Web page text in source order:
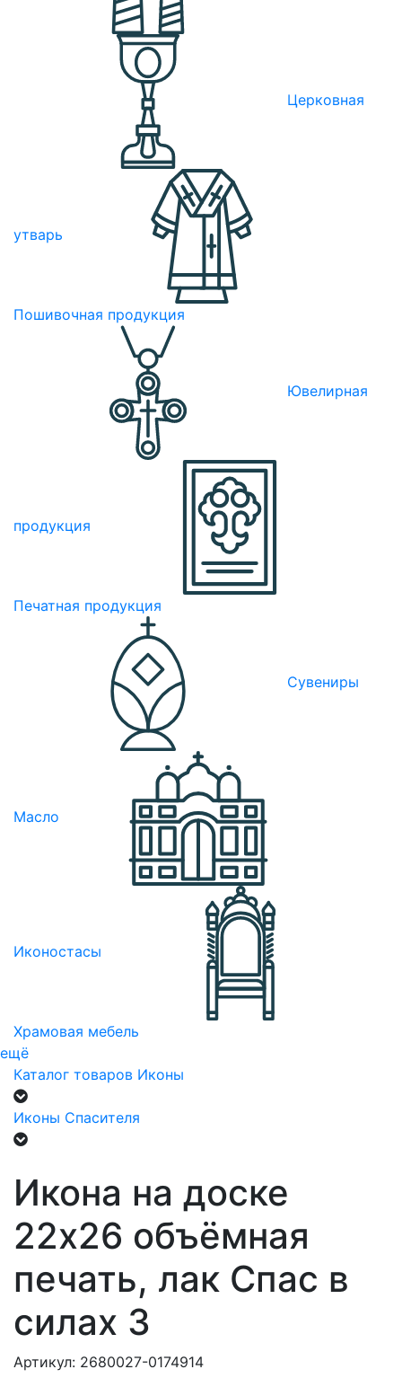
Церковная
утварь
Пошивочная продукция
Ювелирная
продукция
Печатная продукция
Сувениры
Масло
Иконостасы
Храмовая мебель
ещё
Каталог товаров Иконы
Иконы Спасителя
Икона на доске
22х26 объёмная
печать, лак Спас в
силах 3
Артикул: 2680027-0174914